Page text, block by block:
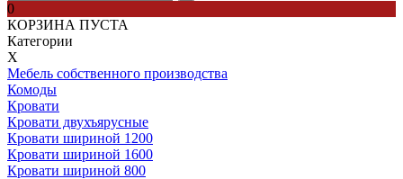
0
КОРЗИНА ПУСТА
Категории
Х
Мебель собственного производства
Комоды
Кровати
Кровати двухъярусные
Кровати шириной 1200
Кровати шириной 1600
Кровати шириной 800